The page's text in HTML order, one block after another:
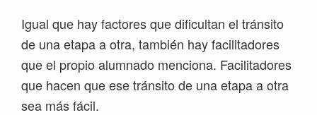
Igual que hay factores que dificultan el tránsito
de una etapa a otra, también hay facilitadores
que el propio alumnado menciona. Facilitadores
que hacen que ese tránsito de una etapa a otra
sea más fácil.